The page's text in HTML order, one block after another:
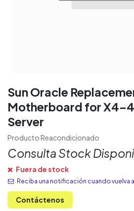
Sun Oracle
Motherboard for X4-
Server
Producto Reacondicionado
Consulta Stock
Fuera de stock
Reciba una notificación cuando vuelva
Contáctenos